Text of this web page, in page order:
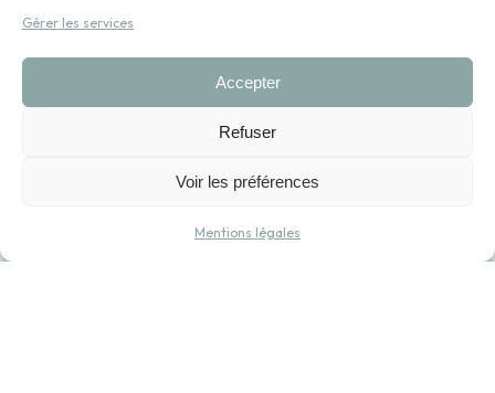
Gérer les services
Accepter
Refuser
Voir les préférences
Mentions légales